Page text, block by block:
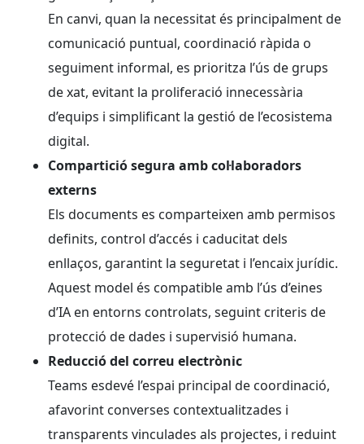
En canvi, quan la necessitat és principalment de
comunicació puntual, coordinació ràpida o
seguiment informal, es prioritza l’ús de grups
de xat, evitant la proliferació innecessària
d’equips i simplificant la gestió de l’ecosistema
digital.
Compartició segura amb col·laboradors
externs
Els documents es comparteixen amb permisos
definits, control d’accés i caducitat dels
enllaços, garantint la seguretat i l’encaix jurídic.
Aquest model és compatible amb l’ús d’eines
d’IA en entorns controlats, seguint criteris de
protecció de dades i supervisió humana.
Reducció del correu electrònic
Teams esdevé l’espai principal de coordinació,
afavorint converses contextualitzades i
transparents vinculades als projectes, i reduint